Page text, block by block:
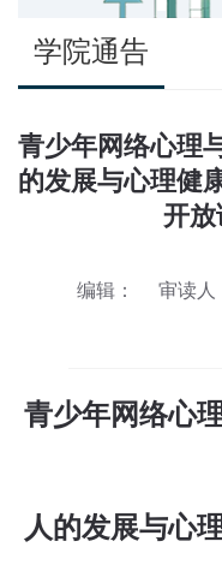
学院通告
青少年网络心理
的发展与心理健
开
编辑： 审读人
青少年网络心
人的发展与心